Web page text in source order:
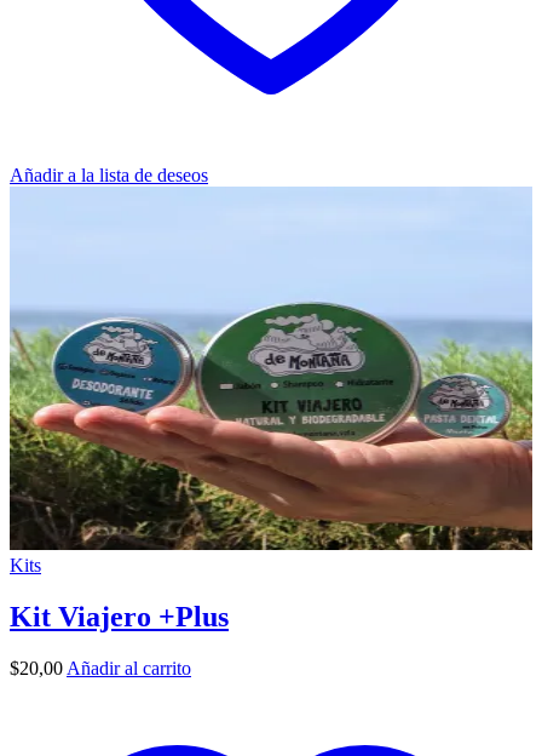
Añadir a la lista de deseos
Kits
Kit Viajero +Plus
$20,00 Añadir al carrito